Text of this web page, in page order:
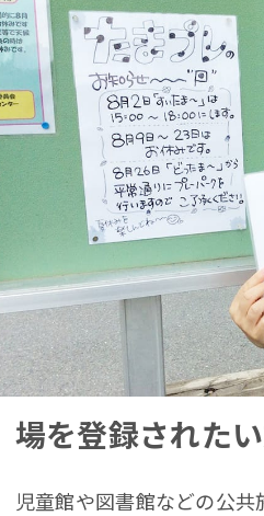
場を登録された
児童館や図書館などの公